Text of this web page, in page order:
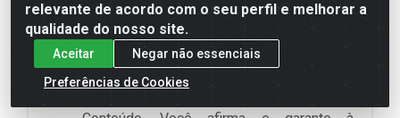
remover, recusar ou não disponibilizar
qualquer Conteúdo.
(h) Representações e garantias do
relevante de acordo com o seu perfil e melhorar a
qualidade do nosso site.
Aceitar
Negar não essenciais
Preferências de Cookies